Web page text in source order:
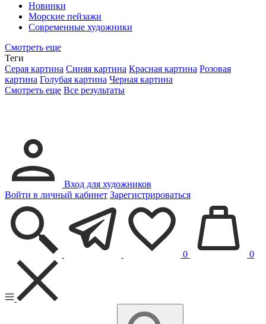
Новинки
Морские пейзажи
Современные художники
Смотреть еще
Теги
Серая картина Синяя картина Красная картина Розовая
картина Голубая картина Черная картина
Смотреть еще Все результаты
Вход для художников
Войти в личный кабинет Зарегистрироваться
0 0